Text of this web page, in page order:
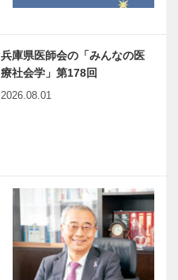
兵庫県医師会の「みんなの医
療社会学」第178回
2026.08.01